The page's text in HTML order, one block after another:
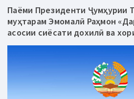
Паёми Президенти Ҷумҳурии
муҳтарам Эмомалӣ Раҳмон
асосии сиёсати дохилӣ ва